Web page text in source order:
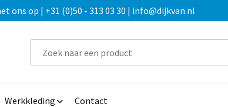
ons op | +31 (0)50 - 313 03 30 | info@dijkvan.nl
Werkkleding Contact